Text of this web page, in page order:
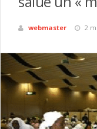
webmaster 2